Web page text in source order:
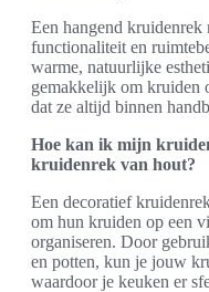
Een hangend kruidenrek
functionaliteit en
warme, natuurlijke
gemakkelijk om kruiden
dat ze altijd binnen
Hoe kan ik mijn
kruidenrek van hout?
Een decoratief
om hun kruiden op een
organiseren. Door
en potten, kun je jouw
waardoor je keuken er